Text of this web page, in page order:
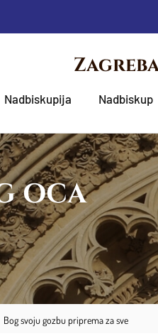
Nadbiskupija Nadbiskup
OCA
Bog svoju gozbu priprema za sve